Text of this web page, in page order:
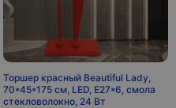
Торшер красный Beautiful Lady,
70*45*175 см, LED, Е27*6, смола
стекловолокно, 24 Вт